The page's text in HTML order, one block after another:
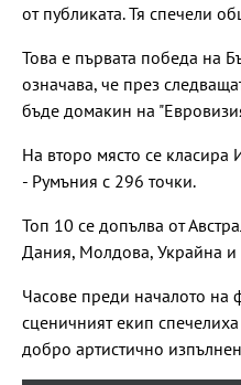
от публиката. Тя спечели
Това е първата победа на
означава, че през
бъде домакин на
На второ място се класира
- Румъния с 296 точки.
Топ 10 се допълва от
Дания, Молдова, Украйна и
Часове преди началото на
сценичният екип
добро артистично